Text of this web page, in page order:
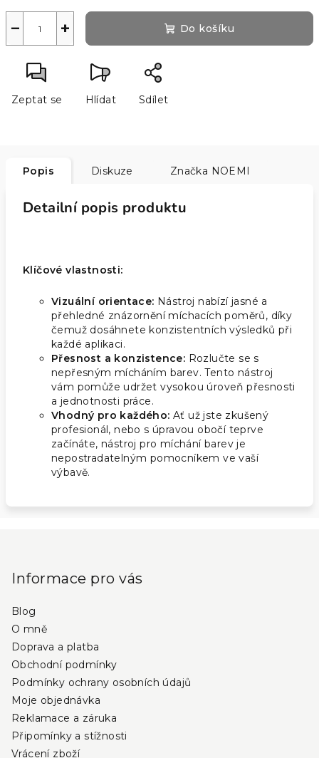
+
− Do košíku
Zeptat se Hlídat Sdílet
Popis Diskuze Značka NOEMI
Detailní popis produktu
Klíčové vlastnosti:
Vizuální orientace: Nástroj nabízí jasné a
přehledné znázornění míchacích poměrů, díky
čemuž dosáhnete konzistentních výsledků při
každé aplikaci.
Přesnost a konzistence: Rozlučte se s
nepřesným mícháním barev. Tento nástroj
vám pomůže udržet vysokou úroveň přesnosti
a jednotnosti práce.
Vhodný pro každého: Ať už jste zkušený
profesionál, nebo s úpravou obočí teprve
začínáte, nástroj pro míchání barev je
nepostradatelným pomocníkem ve vaší
výbavě.
Informace pro vás
Blog
O mně
Doprava a platba
Obchodní podmínky
Podmínky ochrany osobních údajů
Moje objednávka
Reklamace a záruka
Připomínky a stížnosti
Vrácení zboží